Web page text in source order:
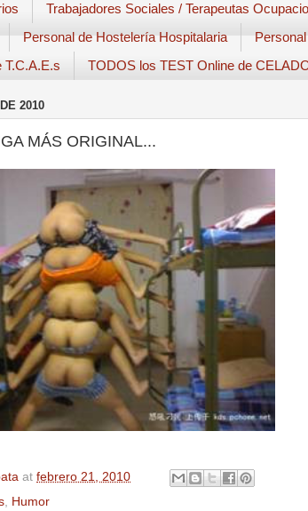
Trabajadores Sociales / Terapeutas
Personal de Hostelería Hospitalaria
T.C.A.E.s
TODOS los TEST Online de
2010
MÁS ORIGINAL...
at febrero 21, 2010
, Humor